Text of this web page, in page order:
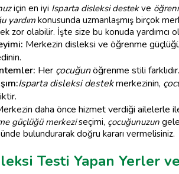
için en iyi Isparta disleksi destekve
yardımkonusunda uzmanlaşmış birçok
zor olabilir. İşte size bu konuda yardımcı
Merkezin disleksi ve öğrenme
Her çocuğunöğrenme stili
Isparta disleksi destekmerkezinin,
daha önce hizmet verdiği ailelerle
güçlüğü merkeziseçimi, çocuğunuzun
bulundurarak doğru kararı vermelisiniz.
Testi Yapan Yerler